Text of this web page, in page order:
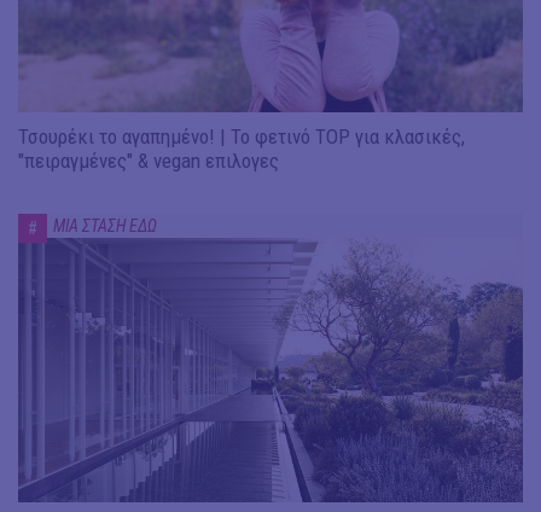
Τσουρέκι το αγαπημένο! | Το φετινό TOP για κλασικές,
"πειραγμένες" & vegan επιλογες
# ΜΙΑ ΣΤΑΣΗ ΕΔΩ